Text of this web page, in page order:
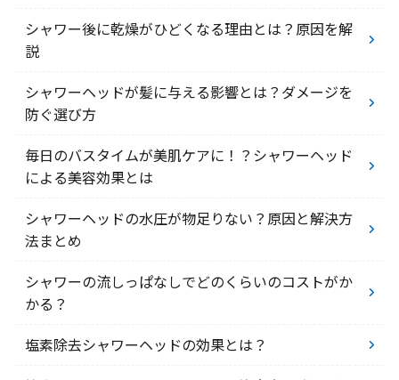
シャワー後に乾燥がひどくなる理由とは？原因を解
説
シャワーヘッドが髪に与える影響とは？ダメージを
防ぐ選び方
毎日のバスタイムが美肌ケアに！？シャワーヘッド
による美容効果とは
シャワーヘッドの水圧が物足りない？原因と解決方
法まとめ
シャワーの流しっぱなしでどのくらいのコストがか
かる？
塩素除去シャワーヘッドの効果とは？